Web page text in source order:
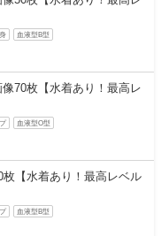
血液型B型
70枚【水着あり！最高レ
血液型O型
【水着あり！最高レベル
血液型B型